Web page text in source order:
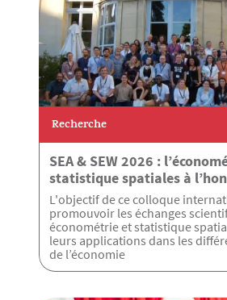
Recherche
SEA & SEW 2026 :
statistique spatiales à
L'objectif de ce colloque
promouvoir les échanges
économétrie et statistique
leurs applications dans les
de l’économie